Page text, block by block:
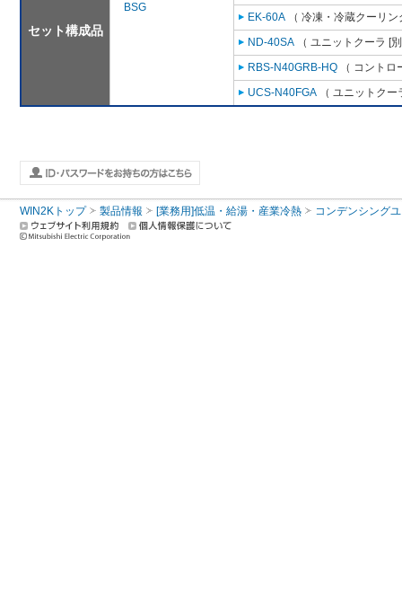
セット構成品
BSG
EK-60A （ 冷凍・冷蔵クーリ
ND-40SA （ ユニットクーラ [
RBS-N40GRB-HQ （ コント
UCS-N40FGA （ ユニットク
WIN2Kトップ 製品情報 [業務用]低温・給湯・産業冷熱 コンデンシング